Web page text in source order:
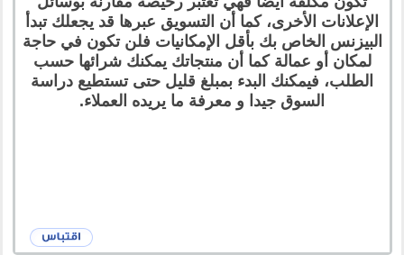
الإعلانات الأخرى، كما أن التسويق عبرها قد يجعلك تبدأ
البيزنس الخاص بك بأقل الإمكانيات فلن تكون في حاجة
لمكان أو عمالة كما أن منتجاتك يمكنك شرائها حسب
الطلب، فيمكنك البدء بمبلغ قليل حتى تستطيع دراسة
السوق جيدا و معرفة ما يريده العملاء.